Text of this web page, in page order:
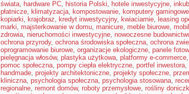
świata, hardware PC, historia Polski, hotele inwestycyjne,
płatnicze, klimatyzacja, kompostowanie, komputery gamingowe
kopiarki, krajobraz, kredyt inwestycyjny, kwiaciarnie, leasing
marki, majsterkowanie w domu, manicure, meble biurowe,
zdrowia, nieruchomości inwestycyjne, nowoczesne
ochrona przyrody, ochrona środowiska społeczna, ochrona
oprogramowanie biurowe, organizacje ekologiczne, panele
pielęgnacja włosów, plastyka użytkowa, platformy e-commerce,
pomoc społeczna, pompy ciepła elektryczne, portfel inwestora,
handmade, projekty architektoniczne, projekty społeczne,
kliniczna, psychologia społeczna, psychologia stosowana,
regionalne, remont domów, roboty przemysłowe, rośliny